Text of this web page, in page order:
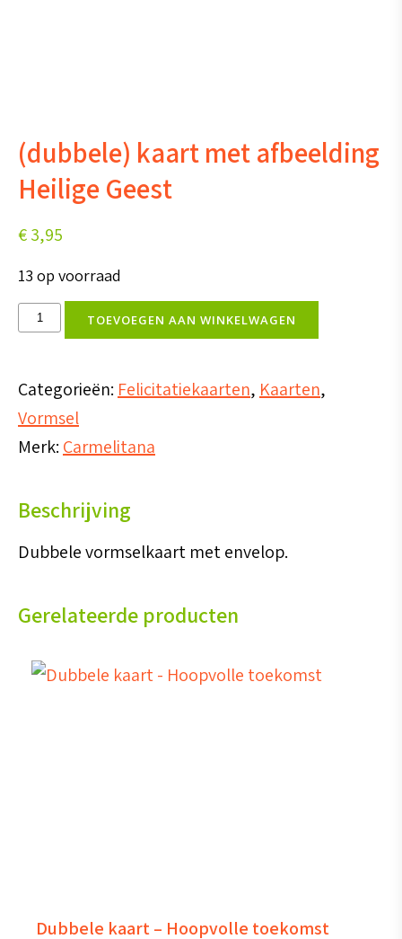
(dubbele) kaart met afbeelding
Heilige Geest
€3,95
13 op voorraad
(dubbele)
afbeelding
Heilige
Geest
TOEVOEGEN AAN WINKELWAGEN
Categorieën: Felicitatiekaarten, Kaarten,
Vormsel
Merk: Carmelitana
Beschrijving
Dubbele vormselkaart met envelop.
Gerelateerde producten
Dubbele kaart – Hoopvolle toekomst